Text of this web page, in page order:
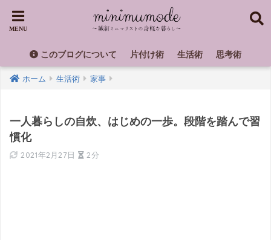
このブログについて 片付け術 生活術 思考術
ホーム 生活術 家事
一人暮らしの自炊、はじめの一歩。段階を踏んで習
慣化
2021年2月27日 2分